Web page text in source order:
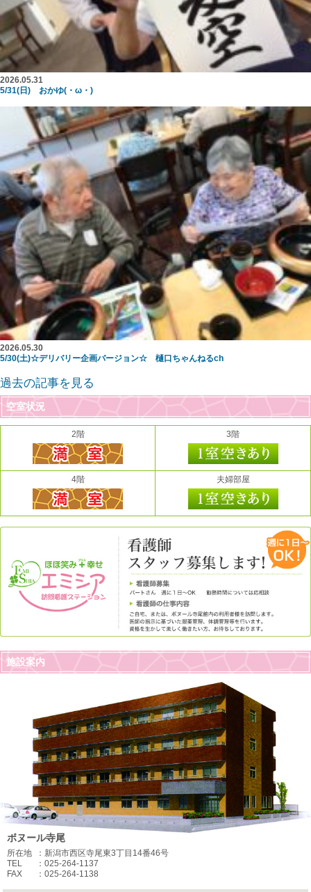
2026.05.31
5/31(日) おかゆ(・ω・)
2026.05.30
5/30(土)☆デリバリー企画バージョン☆ 樋口ちゃんねるch
過去の記事を見る
空室状況
2階 3階
4階 夫婦部屋
施設案内
ボヌール寺尾
所在地
：新潟市西区寺尾東3丁目14番46号
TEL
：025-264-1137
FAX
：025-264-1138